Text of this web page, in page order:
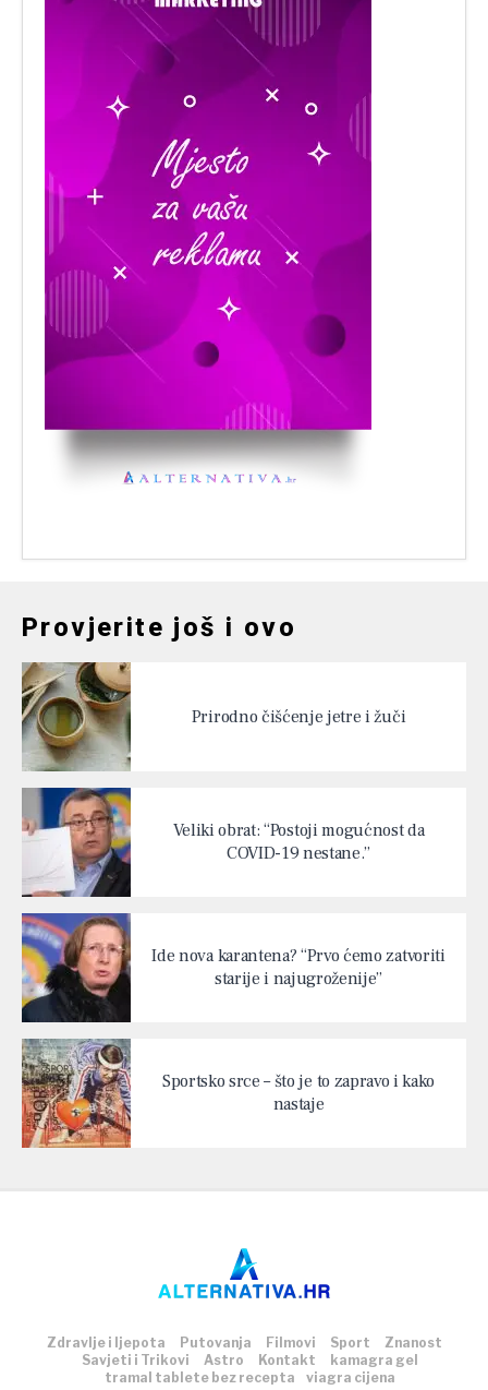
Provjerite još i ovo
Prirodno čišćenje jetre i žuči
Veliki obrat: “Postoji mogućnost da
COVID-19 nestane.”
Ide nova karantena? “Prvo ćemo zatvoriti
starije i najugroženije”
Sportsko srce – što je to zapravo i kako
nastaje
Zdravlje i ljepota Putovanja Filmovi Sport
Znanost
Savjeti i Trikovi
Astro Kontakt
kamagra gel
tramal tablete bez recepta
viagra cijena